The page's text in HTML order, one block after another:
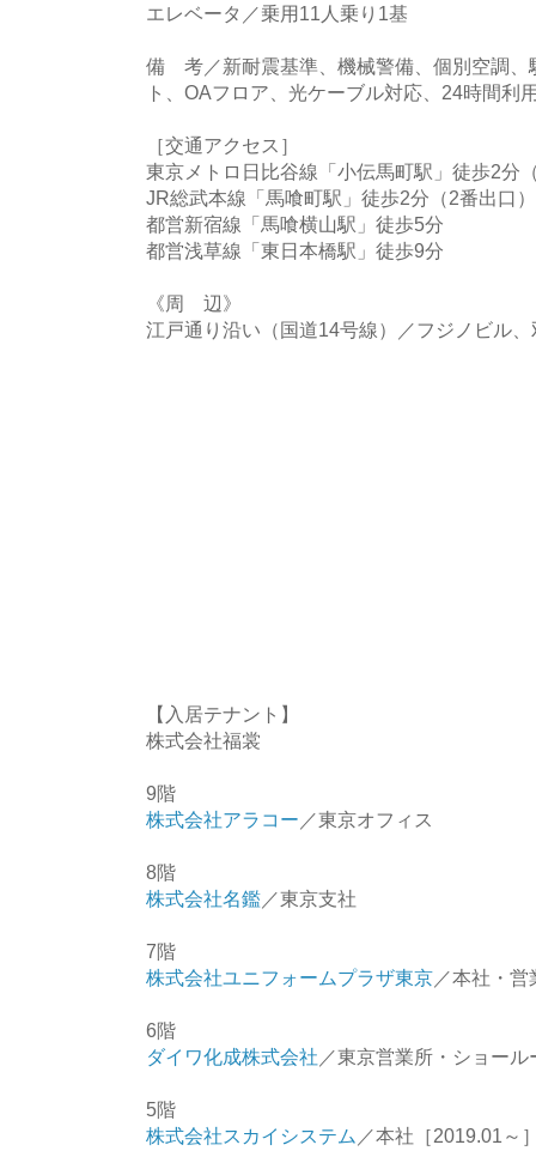
エレベータ／乗用11人乗り1基
備 考／新耐震基準、機械警備、個別空調、
ト、OAフロア、光ケーブル対応、24時間利
［交通アクセス］
東京メトロ日比谷線「小伝馬町駅」徒歩2分
JR総武本線「馬喰町駅」徒歩2分（2番出口）
都営新宿線「馬喰横山駅」徒歩5分
都営浅草線「東日本橋駅」徒歩9分
《周 辺》
江戸通り沿い（国道14号線）／フジノビル
【入居テナント】
株式会社福裳
9階
株式会社アラコー ／東京オフィス
8階
株式会社名鑑 ／東京支社
7階
株式会社ユニフォームプラザ東京 ／本社・営
6階
ダイワ化成株式会社 ／東京営業所・ショール
5階
株式会社スカイシステム ／本社［2019.01～